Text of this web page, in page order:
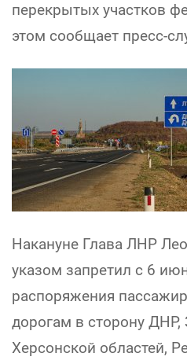
перекрытых участков
этом сообщает пресс-
Накануне Глава ЛНР
указом запретил с 6
распоряжения
дорогам в сторону
Херсонской областей,